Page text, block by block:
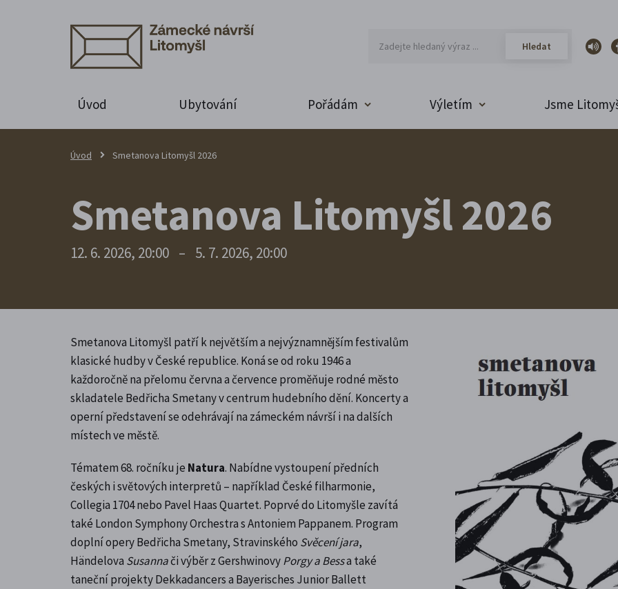
Úvod Ubytování Pořádám Výletím Jsme
Úvod Smetanova Litomyšl 2026
Smetanova Litomyšl 2026
12. 6. 2026, 20:00 – 5. 7. 2026, 20:00
Smetanova Litomyšl patří k největším a nejvýznamnějším festivalům
klasické hudby v České republice. Koná se od roku 1946 a
každoročně na přelomu června a července proměňuje rodné město
skladatele Bedřicha Smetany v centrum hudebního dění. Koncerty a
operní představení se odehrávají na zámeckém návrší i na dalších
místech ve městě.
Tématem 68. ročníku je Natura. Nabídne vystoupení předních
českých i světových interpretů – například České filharmonie,
Collegia 1704 nebo Pavel Haas Quartet. Poprvé do Litomyšle zavítá
také London Symphony Orchestra s Antoniem Pappanem. Program
doplní opery Bedřicha Smetany, Stravinského Svěcení jara,
Händelova Susannači výběr z GershwinovyPorgy a Bessa také
taneční projekty Dekkadancers a Bayerisches Junior Ballett